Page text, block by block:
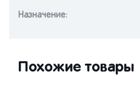
Назначениe:
Похожие товары